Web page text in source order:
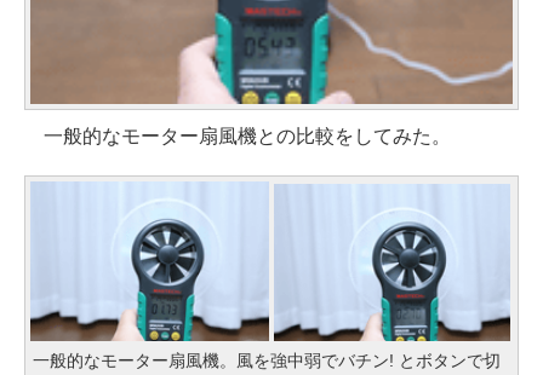
一般的なモーター扇風機との比較をしてみた。
一般的なモーター扇風機。風を強中弱でバチン! とボタンで切